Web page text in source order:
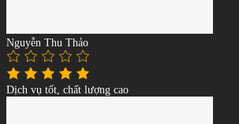
Nguyễn Thu Thảo
Dịch vụ tốt, chất lượng cao